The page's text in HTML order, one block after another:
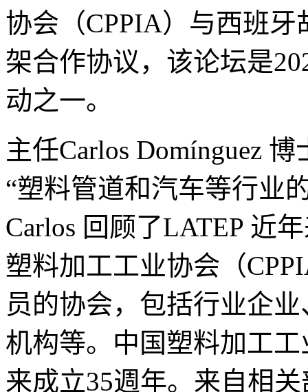
协会（CPPIA）与西班
架合作协议，该论坛是
动之一。
主任Carlos Domínguez
“塑料管道和汽车等行业
Carlos 回顾了LATEP 近
塑料加工工业协会（
员的协会，包括行业企
机构等。中国塑料加工
来成立35週年。来自相